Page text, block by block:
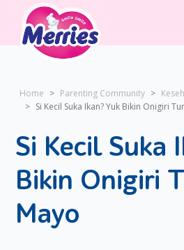
Home Parenting Community
Si Kecil Suka Ikan? Yuk Bikin Onigiri
Si Kecil Suka
Bikin Onigiri
Mayo